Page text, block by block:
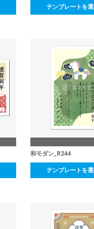
テンプレートを
和モダン_R244
テンプレートを